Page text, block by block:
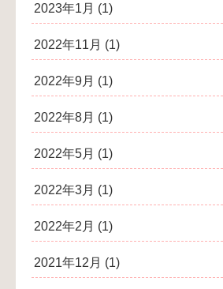
2023年1月 (1)
2022年11月 (1)
2022年9月 (1)
2022年8月 (1)
2022年5月 (1)
2022年3月 (1)
2022年2月 (1)
2021年12月 (1)